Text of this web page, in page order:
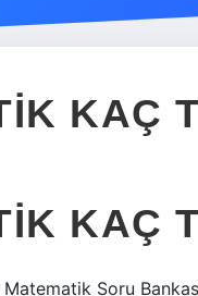
KAÇ
KAÇ
Soru